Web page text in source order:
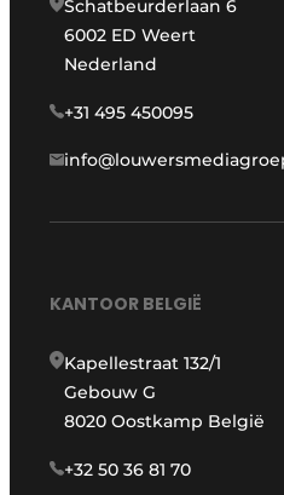
Schatbeurderlaan 6
6002 ED Weert
Nederland
+31 495 450095
KANTOOR BELGIË
Kapellestraat 132/1
Gebouw G
8020 Oostkamp België
+32 50 36 81 70